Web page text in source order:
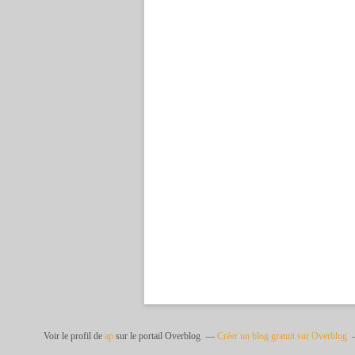
Voir le profil de ap sur le portail Overblog Créer un blog gratuit sur Overblog